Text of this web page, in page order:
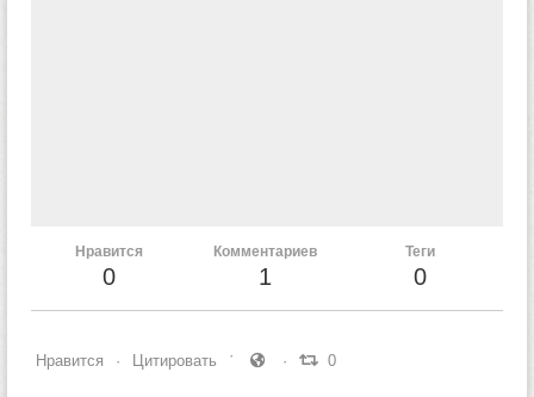
Нравится
0
Комментариев
1
Теги
0
Нравится Цитировать 0